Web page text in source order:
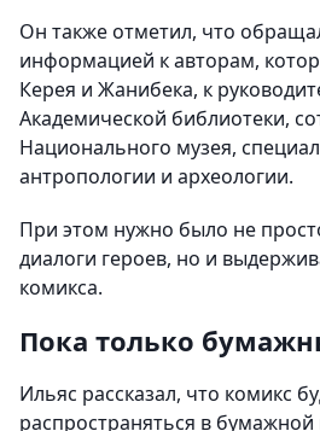
Он также отметил, что
информацией к авторам,
Керея и Жанибека, к
Академической библиотеки,
Национального музея,
антропологии и археологии.
При этом нужно было не
диалоги героев, но и
комикса.
Пока только
Ильяс рассказал, что комикс
распространяться в бумажной